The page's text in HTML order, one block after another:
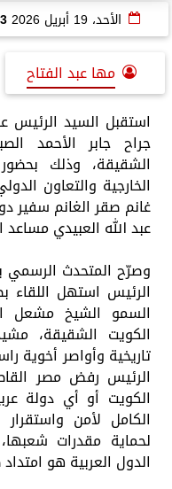
الأحد، 19 أبريل 2026
مها عبد الفتاح
استقبل السيد الرئيس
جراح جابر الأحمد
الشقيقة، وذلك
الخارجية والتعاون
غانم صقر الغانم سفير
عبد الله العبيدي مساعد
وصرّح المتحدث الرسمي
الرئيس استهل اللقاء
السمو الشيخ مشعل
الكويت الشقيقة،
تاريخية وأواصر أخوية
الرئيس رفض مصر
الكويت أو أي دولة
الكامل لأمن
لحماية مقدرات
الدول العربية هو